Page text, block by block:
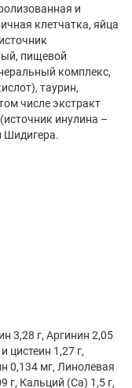
и
клетчатка, яйца
пищевой
комплекс,
таурин,
числе экстракт
инулина –
Шидигера.
3,28 г, Аргинин 2,05
цистеин 1,27 г,
0,134 мг, Линолевая
г, Кальций (Ca) 1,5 г,